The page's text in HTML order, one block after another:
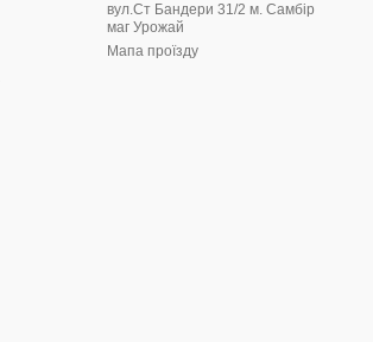
вул.Ст Бандери 31/2 м. Самбір
маг Урожай
Мапа проїзду